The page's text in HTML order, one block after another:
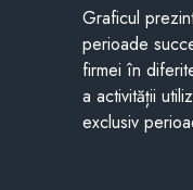
Graficul
perioade
firmei în
a activității
exclusiv